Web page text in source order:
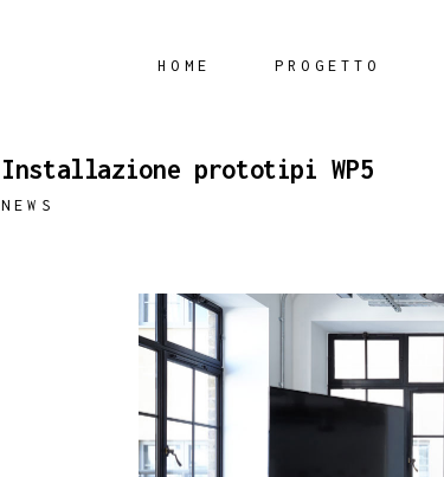
HOME PROGETTO
Installazione prototipi WP5
NEWS